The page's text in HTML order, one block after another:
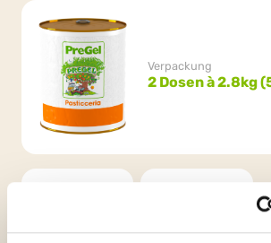
Verpackung
2 Dosen à 2.8kg